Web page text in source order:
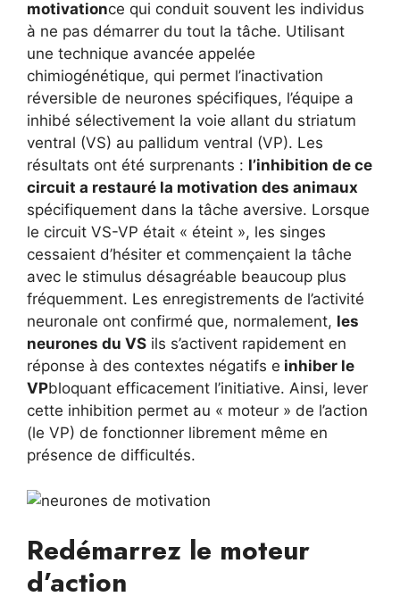
motivationce qui conduit souvent les individus
à ne pas démarrer du tout la tâche. Utilisant
une technique avancée appelée
chimiogénétique, qui permet l’inactivation
réversible de neurones spécifiques, l’équipe a
inhibé sélectivement la voie allant du striatum
ventral (VS) au pallidum ventral (VP). Les
résultats ont été surprenants : l’inhibition de ce
circuit a restauré la motivation des animaux
spécifiquement dans la tâche aversive. Lorsque
le circuit VS-VP était « éteint », les singes
cessaient d’hésiter et commençaient la tâche
avec le stimulus désagréable beaucoup plus
fréquemment. Les enregistrements de l’activité
neuronale ont confirmé que, normalement, les
neurones du VS ils s’activent rapidement en
réponse à des contextes négatifs e inhiber le
VPbloquant efficacement l’initiative. Ainsi, lever
cette inhibition permet au « moteur » de l’action
(le VP) de fonctionner librement même en
présence de difficultés.
Redémarrez le moteur
d’action